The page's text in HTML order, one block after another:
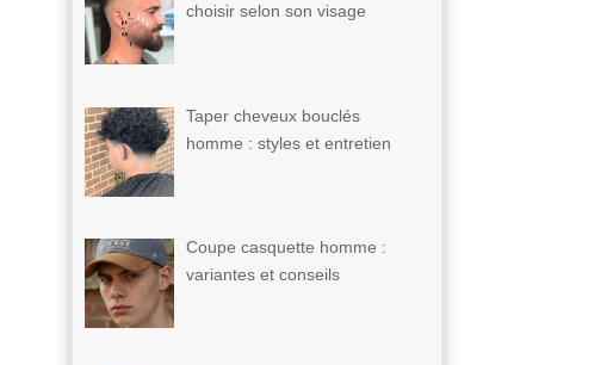
choisir selon son visage
Taper cheveux bouclés
homme : styles et entretien
Coupe casquette homme :
variantes et conseils